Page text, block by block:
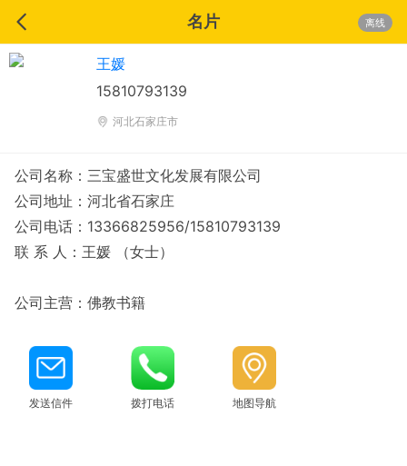
名片 离线
王媛
15810793139
河北石家庄市
公司名称：三宝盛世文化发展有限公司
公司地址：河北省石家庄
公司电话：13366825956/15810793139
联 系 人：王媛 （女士）
公司主营：佛教书籍
发送信件 拨打电话 地图导航